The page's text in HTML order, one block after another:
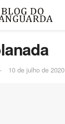
10 de julho de 2020